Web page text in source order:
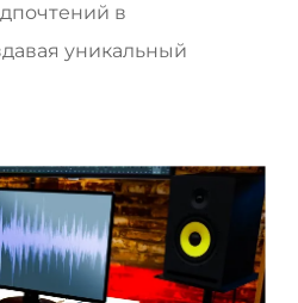
в
уникальный